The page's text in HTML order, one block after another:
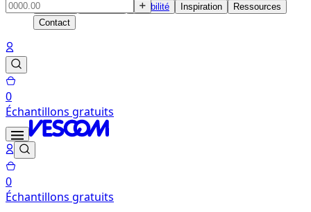
Produits Durabilité Inspiration
Ressources
Contact
0
Échantillons gratuits
0
Échantillons gratuits